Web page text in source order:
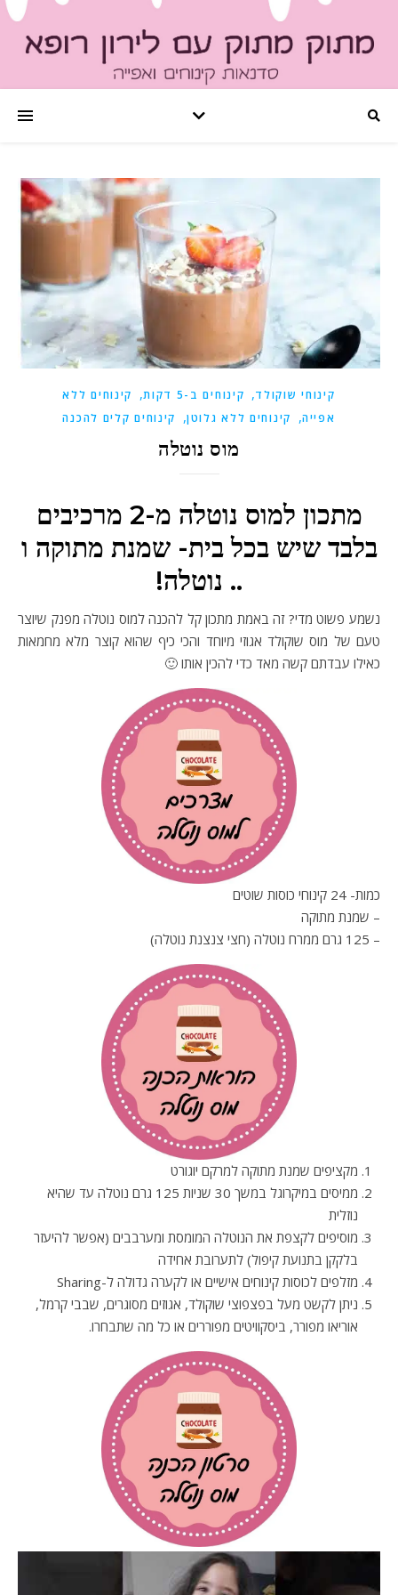
קינוחי שוקולד, קינוחים ב-5 דקות ,
קינוחים ללא
אפייה, קינוחים ללא גלוטן, קינוחים קלים להכנה
מוס נוטלה
מתכון למוס נוטלה מ-2 מרכיבים
בלבד שיש בכל בית- שמנת מתוקה ו
.. נוטלה!
נשמע פשוט מדי? זה באמת מתכון קל להכנה למוס נוטלה מפנק שיוצר
טעם של מוס שוקולד אגוזי מיוחד והכי כיף שהוא קוצר מלא מחמאות
כאילו עבדתם קשה מאד כדי להכין אותו 🙂
כמות- 24 קינוחי כוסות שוטים
– שמנת מתוקה
– 125 גרם ממרח נוטלה (חצי צנצנת נוטלה)
מקציפים שמנת מתוקה למרקם יוגורט
ממיסים במיקרוגל במשך 30 שניות 125 גרם נוטלה עד שהיא
נוזלית
מוסיפים לקצפת את הנוטלה המומסת ומערבבים (אפשר להיעזר
בלקקן בתנועת קיפול) לתערובת אחידה
מזלפים לכוסות קינוחים אישיים או לקערה גדולה ל-Sharing
ניתן לקשט מעל בפצפוצי שוקולד, אגוזים מסוגרים, שבבי קרמל,
אוריאו מפורר, ביסקוויטים מפוררים או כל מה שתבחרו.